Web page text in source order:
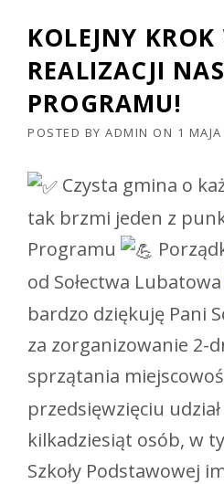
KOLEJNY KROK
REALIZACJI
PROGRAMU!
POSTED BY ADMIN ON 1
Czysta gmina o
tak brzmi jeden z
Programu
od Sołectwa Lubatowa
bardzo dziękuję Pani
za zorganizowanie 2-
sprzątania
przedsięwzięciu udział
kilkadziesiąt osób, w
Szkoły Podstawowej